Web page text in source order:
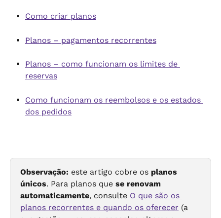
Como criar planos
Planos – pagamentos recorrentes
Planos – como funcionam os limites de
reservas
Como funcionam os reembolsos e os estados
dos pedidos
Observação: este artigo cobre os planos
únicos. Para planos que se renovam
automaticamente, consulte O que são os
planos recorrentes e quando os oferecer (a